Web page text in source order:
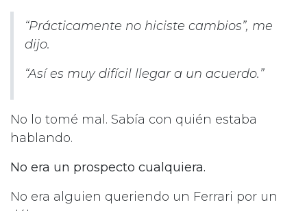
“Prácticamente no hiciste cambios”, me
dijo.
“Así es muy difícil llegar a un acuerdo.”
No lo tomé mal. Sabía con quién estaba
hablando.
No era un prospecto cualquiera.
No era alguien queriendo un Ferrari por un